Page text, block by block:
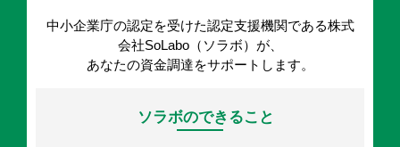
中小企業庁の認定を受けた認定支援機関である株式
会社SoLabo（ソラボ）が、
あなたの資金調達をサポートします。
ソラボのできること